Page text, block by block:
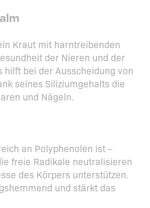
Kraut mit harntreibenden
der Nieren und der
hilft bei der Ausscheidung von
seines Siliziumgehalts die
und Nägeln.
an Polyphenolen ist –
freie Radikale neutralisieren
des Körpers unterstützen.
und stärkt das